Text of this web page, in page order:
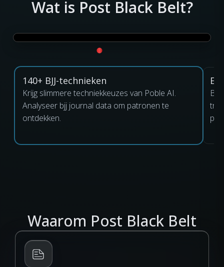
Wat is Post Black Belt?
140+ BJJ-technieken
Krijg slimmere techniekkeuzes van Poble AI.
Analyseer bjj journal data om patronen te
ontdekken.
Waarom Post Black Belt